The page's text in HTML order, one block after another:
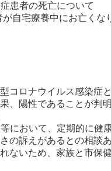
患者の死亡について
自宅療養中にお亡くな
コロナウイルス感染症
、陽性であることが判明
において、定期的に健
の訴えがあるとの相談
ないため、家族と市保